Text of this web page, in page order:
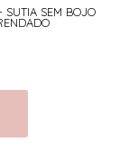
SUTIA SEM BOJO